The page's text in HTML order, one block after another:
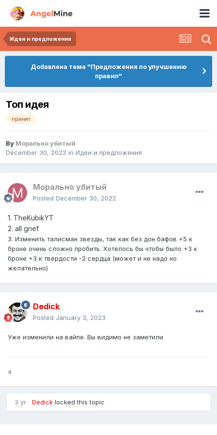
Идеи и предложения
Добавлена тема "Предложения по улучшению
правил"
Топ идея
принят
By Морально убитый
December 30, 2022 in Идеи и предложения
Морально убитый
Posted December 30, 2022
1. TheKubikYT
2. all grief
3. Изменить талисман звезды, так как без дон бафов +5 к
броне очень сложно пробить. Хотелось бы чтобы было +3 к
броне +3 к твёрдости -2 сердца (может и не надо но
желательно)
Dedick
Posted January 3, 2023
Уже изменили на вайпе. Вы видимо не заметили
a
3 yr Dedick locked this topic